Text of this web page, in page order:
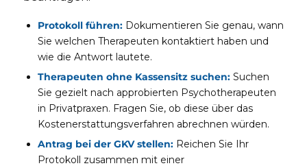
Protokoll führen:Dokumentieren Sie genau, wann
Sie welchen Therapeuten kontaktiert haben und
wie die Antwort lautete.
Therapeuten ohne Kassensitz suchen:Suchen
Sie gezielt nach approbierten Psychotherapeuten
in Privatpraxen. Fragen Sie, ob diese über das
Kostenerstattungsverfahren abrechnen würden.
Antrag bei der GKV stellen:Reichen Sie Ihr
Protokoll zusammen mit einer